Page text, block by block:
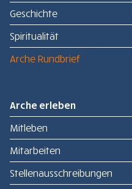
Geschichte
Spiritualität
Arche Rundbrief
Arche erleben
Mitleben
Mitarbeiten
Stellenausschreibungen